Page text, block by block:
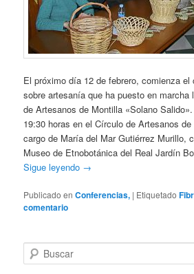
El próximo día 12 de febrero, comienza
sobre artesanía que ha puesto en marcha
de Artesanos de Montilla «Solano
19:30 horas en el Círculo de Artesanos
cargo de María del Mar Gutiérrez Murillo,
Museo de Etnobotánica del Real Jardín
Sigue leyendo →
Publicado en Conferencias, | Etiquetado
comentario
u